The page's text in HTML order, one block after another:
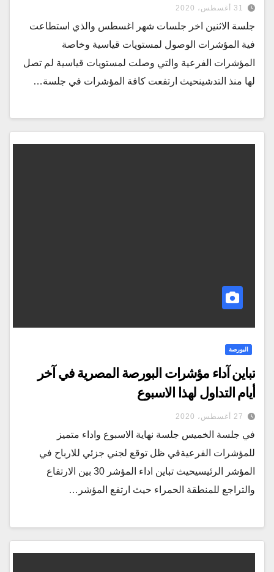
31 أغسطس، 2020
جلسة الاثنين اخر جلسات شهر اغسطس والذي استطاعت
فية المؤشرات الوصول لمستويات قياسية وخاصة
المؤشرات الفرعية والتي وصلت لمستويات قياسية لم تصل
لها منذ التدشينحيث ارتفعت كافة المؤشرات في جلسة…
البورصة
تباين آداء مؤشرات البورصة المصرية في آخر
أيام التداول لهذا الاسبوع
27 أغسطس، 2020
في جلسة الخميس جلسة نهاية الاسبوع واداء متميز
للمؤشرات الفرعيةفي ظل توقع لجني جزئي للارباح في
المؤشر الرئيسيحيث تباين اداء المؤشر 30 بين الارتفاع
والتراجع للمنطقة الحمراء حيث ارتفع المؤشر…